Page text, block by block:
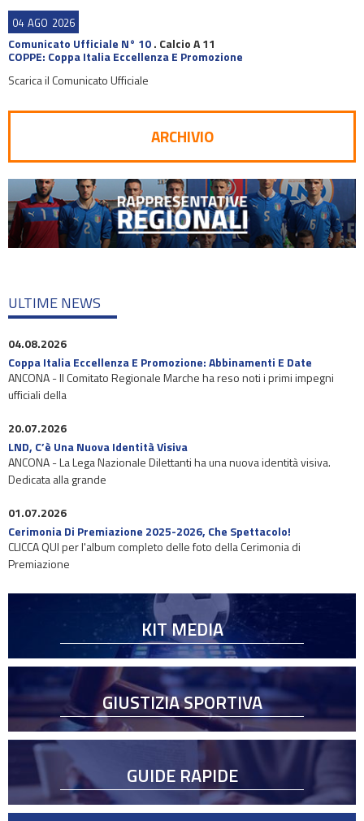
04 AGO 2026
Comunicato Ufficiale N° 10. Calcio A 11
COPPE: Coppa Italia Eccellenza E Promozione
Scarica il Comunicato Ufficiale
ARCHIVIO
ULTIME NEWS
04.08.2026
Coppa Italia Eccellenza E Promozione: Abbinamenti E Date
ANCONA - Il Comitato Regionale Marche ha reso noti i primi impegni
ufficiali della
20.07.2026
LND, C’è Una Nuova Identità Visiva
ANCONA - La Lega Nazionale Dilettanti ha una nuova identità visiva.
Dedicata alla grande
01.07.2026
Cerimonia Di Premiazione 2025-2026, Che Spettacolo!
CLICCA QUI per l'album completo delle foto della Cerimonia di
Premiazione
KIT MEDIA
GIUSTIZIA SPORTIVA
GUIDE RAPIDE